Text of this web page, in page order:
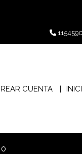
CUENTA
0